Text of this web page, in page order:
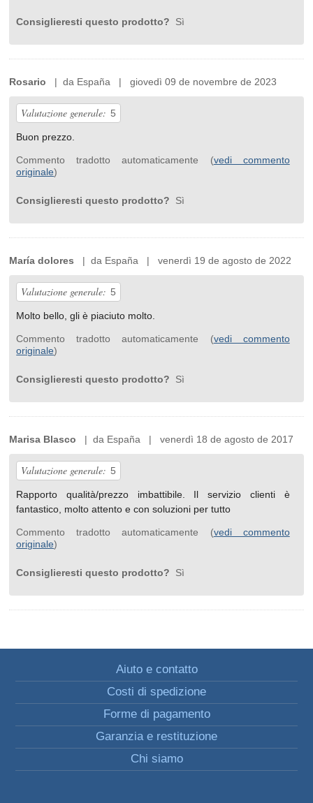
Consiglieresti questo prodotto? Sì
Rosario | da España | giovedì 09 de novembre de 2023
Valutazione generale: 5
Buon prezzo.
Commento tradotto automaticamente (vedi commento
originale)
Consiglieresti questo prodotto? Sì
María dolores | da España | venerdì 19 de agosto de 2022
Valutazione generale: 5
Molto bello, gli è piaciuto molto.
Commento tradotto automaticamente (vedi commento
originale)
Consiglieresti questo prodotto? Sì
Marisa Blasco | da España | venerdì 18 de agosto de 2017
Valutazione generale: 5
Rapporto qualità/prezzo imbattibile. Il servizio clienti è
fantastico, molto attento e con soluzioni per tutto
Commento tradotto automaticamente (vedi commento
originale)
Consiglieresti questo prodotto? Sì
Aiuto e contatto
Costi di spedizione
Forme di pagamento
Garanzia e restituzione
Chi siamo